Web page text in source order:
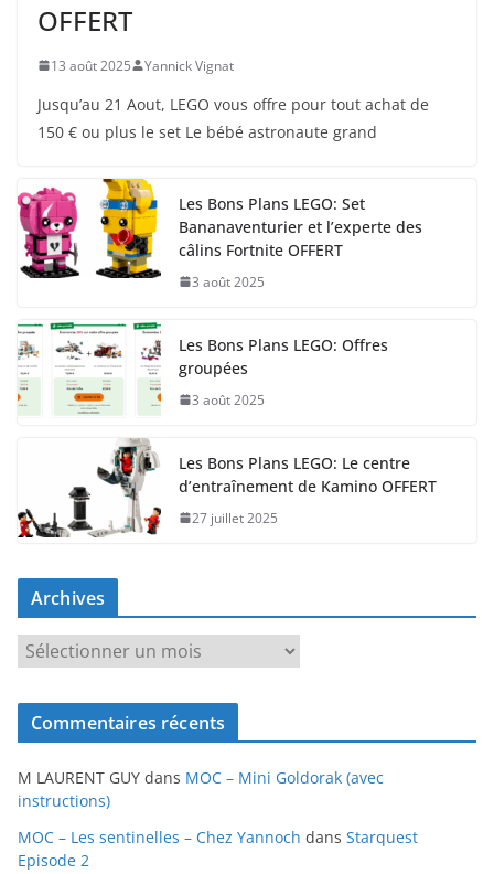
OFFERT
13 août 2025 Yannick Vignat
Jusqu’au 21 Aout, LEGO vous offre pour tout achat de
150 € ou plus le set Le bébé astronaute grand
Les Bons Plans LEGO: Set
Bananaventurier et l’experte des
câlins Fortnite OFFERT
3 août 2025
Les Bons Plans LEGO: Offres
groupées
3 août 2025
Les Bons Plans LEGO: Le centre
d’entraînement de Kamino OFFERT
27 juillet 2025
Archives
r
c
v
e
s
Commentaires récents
M LAURENT GUY dans MOC – Mini Goldorak (avec
instructions)
MOC – Les sentinelles – Chez Yannoch dans Starquest
Episode 2